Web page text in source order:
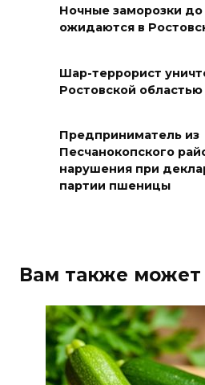
техногенных
возгораний
предупреждение
высокого риска
08 августа 2026 09:32
вражеские БПЛА
08 августа 2026 09:29
Аномальная жара
накроет Ростов-
Ночные заморозки до
ожидаются в
Шар-террорист
Ростовской
Предприниматель из
Песчанокопского
нарушения при
партии пшеницы
Вам также может